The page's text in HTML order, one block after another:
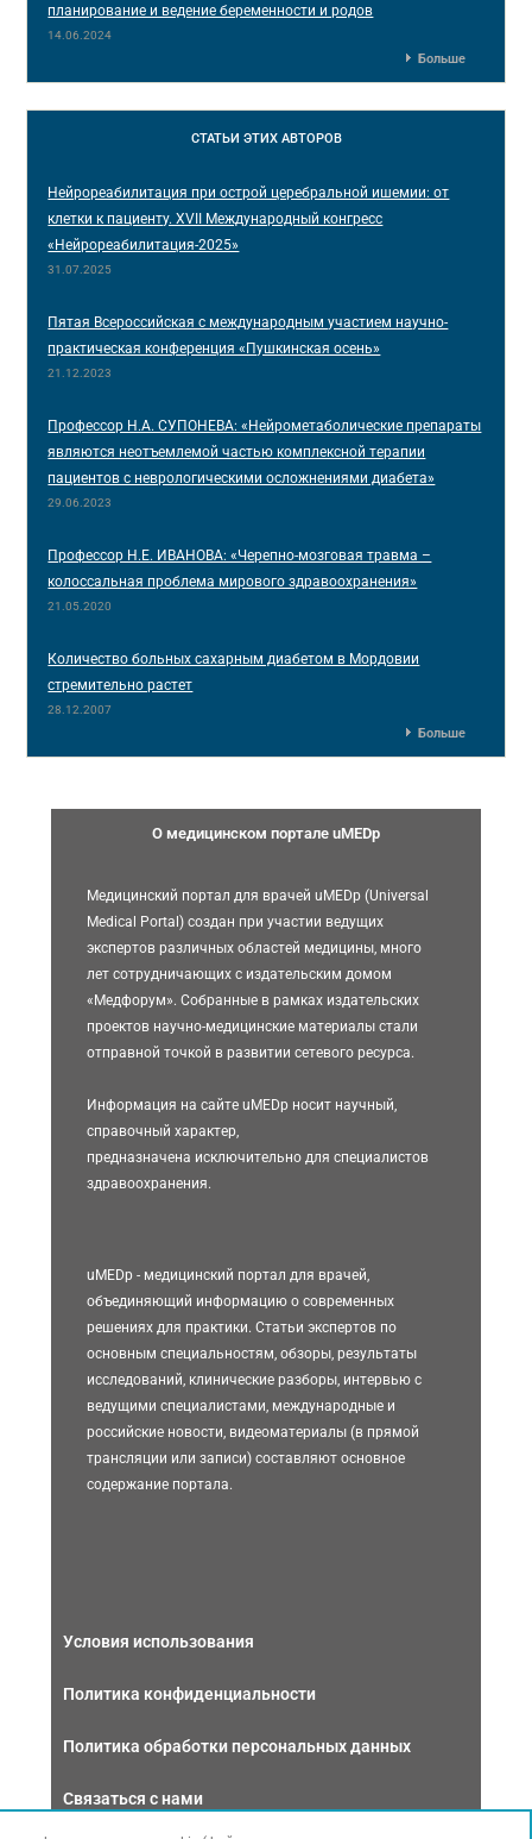
планирование и ведение беременности и родов
14.06.2024
Больше
СТАТЬИ ЭТИХ АВТОРОВ
Нейрореабилитация при острой церебральной ишемии: от
клетки к пациенту. XVII Международный конгресс
«Нейрореабилитация-2025»
31.07.2025
Пятая Всероссийская с международным участием научно-
практическая конференция «Пушкинская осень»
21.12.2023
Профессор Н.А. СУПОНЕВА: «Нейрометаболические препараты
являются неотъемлемой частью комплексной терапии
пациентов с неврологическими осложнениями диабета»
29.06.2023
Профессор Н.Е. ИВАНОВА: «Черепно-мозговая травма –
колоссальная проблема мирового здравоохранения»
21.05.2020
Количество больных сахарным диабетом в Мордовии
стремительно растет
28.12.2007
Больше
О медицинском портале uMEDp
Медицинский портал для врачей uMEDp (Universal
Medical Portal) создан при участии ведущих
экспертов различных областей медицины, много
лет сотрудничающих с издательским домом
«Медфорум». Собранные в рамках издательских
проектов научно-медицинские материалы стали
отправной точкой в развитии сетевого ресурса.
Информация на сайте uMEDp носит научный,
справочный характер,
предназначена исключительно для специалистов
здравоохранения.
uMEDp - медицинский портал для врачей,
объединяющий информацию о современных
решениях для практики. Статьи экспертов по
основным специальностям, обзоры, результаты
исследований, клинические разборы, интервью с
ведущими специалистами, международные и
российские новости, видеоматериалы (в прямой
трансляции или записи) составляют основное
содержание портала.
Условия использования
Политика конфиденциальности
Политика обработки персональных данных
Связаться с нами